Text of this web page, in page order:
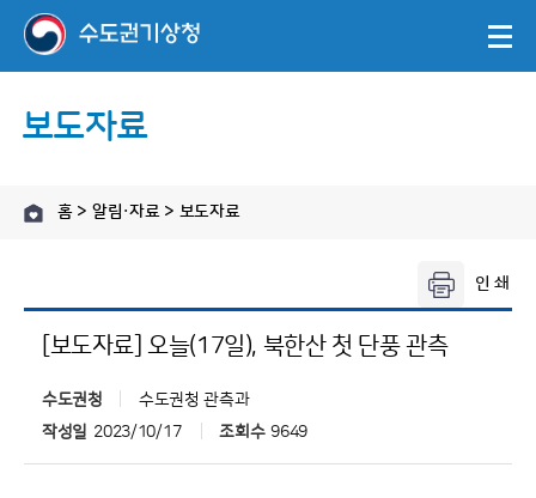
보도자료
홈 > 알림·자료 > 보도자료
[보도자료] 오늘(17일), 북한산 첫 단풍 관측
수도권청
수도권청 관측과
작성일 2023/10/17 조회수 9649